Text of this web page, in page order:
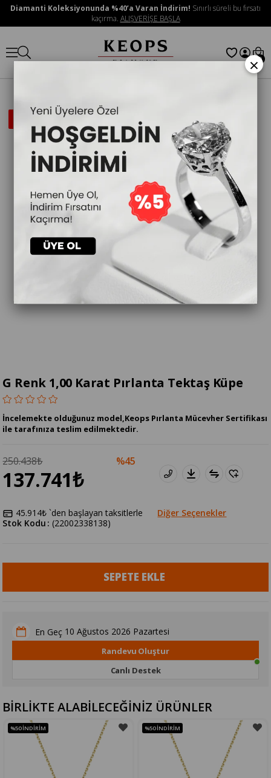
Diamanti Koleksiyonunda %40’a Varan İndirim! Sınırlı süreli bu fırsatı
kaçırma. ALIŞVERİŞE BAŞLA
0
İNDIRIMLI
G Renk 1,00 Karat Pırlanta Tektaş Küpe
İncelemekte olduğunuz model,Keops Pırlanta Mücevher Sertifikası
ile tarafınıza teslim edilmektedir.
250.438₺
137.741₺
45
45.914₺ `den başlayan taksitlerle
Diğer Seçenekler
(22002338138)
Stok Kodu
En Geç 10 Ağustos 2026 Pazartesi
Randevu Oluştur
Canlı Destek
BİRLİKTE ALABİLECEĞİNİZ ÜRÜNLER
%50 İNDIRIM %50 İNDIRIM
×